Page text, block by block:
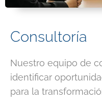
Consultoría
Nuestro equipo de
identificar
para la